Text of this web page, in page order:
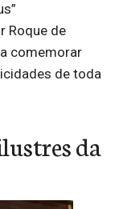
Roque de
comemorar
de toda
da